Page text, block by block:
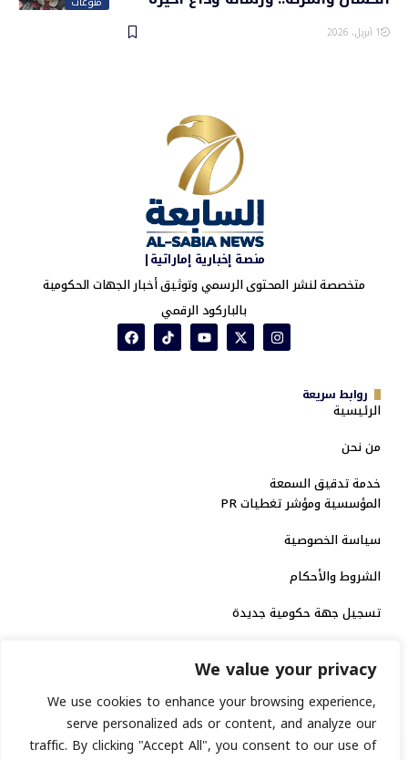
We value your privacy
We use cookies to enhance your browsing experience,
serve personalized ads or content, and analyze our
traffic. By clicking "Accept All", you consent to our use of
1 أبريل، 2026
منصة إخبارية إماراتية|
متخصصة لنشر المحتوى الرسمي وتوثيق أخبار الجهات الحكومية
بالباركود الرقمي
روابط سريعة
الرئيسية
من نحن
خدمة تدقيق السمعة
المؤسسية ومؤشر تغطيات PR
سياسة الخصوصية
الشروط والأحكام
تسجيل جهة حكومية جديدة
منصة إخبارية مرخصة
انشر خبرك